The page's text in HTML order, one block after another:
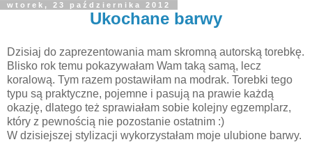
wtorek, 23 października 2012
Ukochane barwy
Dzisiaj do zaprezentowania mam skromną autorską torebkę.
Blisko rok temu pokazywałam Wam taką samą, lecz
koralową. Tym razem postawiłam na modrak. Torebki tego
typu są praktyczne, pojemne i pasują na prawie każdą
okazję, dlatego też sprawiałam sobie kolejny egzemplarz,
który z pewnością nie pozostanie ostatnim :)
W dzisiejszej stylizacji wykorzystałam moje ulubione barwy.